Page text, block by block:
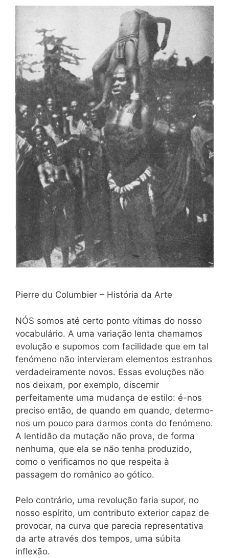
Pierre du Columbier – História da Arte
NÓS somos até certo ponto vítimas do nosso
vocabulário. A uma variação lenta chamamos
evolução e supomos com facilidade que em tal
fenómeno não intervieram elementos estranhos
verdadeiramente novos. Essas evoluções não
nos deixam, por exemplo, discernir
perfeitamente uma mudança de estilo: é-nos
preciso então, de quando em quando, determo-
nos um pouco para darmos conta do fenómeno.
A lentidão da mutação não prova, de forma
nenhuma, que ela se não tenha produzido,
como o verificamos no que respeita à
passagem do românico ao gótico.
Pelo contrário, uma revolução faria supor, no
nosso espírito, um contributo exterior capaz de
provocar, na curva que parecia representativa
da arte através dos tempos, uma súbita
inflexão.